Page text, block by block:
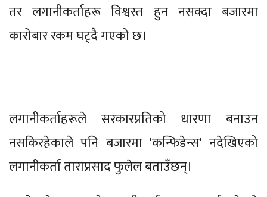
तर लगानीकर्ताहरू विश्वस्त हुन नसक्दा बजारमा
कारोबार रकम घट्दै गएको छ।
लगानीकर्ताहरूले सरकारप्रतिको धारणा बनाउन
नसकिरहेकाले पनि बजारमा 'कन्फिडेन्स' नदेखिएको
लगानीकर्ता ताराप्रसाद फुलेल बताउँछन्।